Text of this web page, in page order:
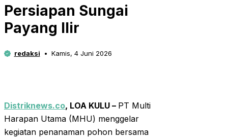
Persiapan Sungai
Payang Ilir
redaksi Kamis, 4 Juni 2026
Distriknews.co, LOA KULU – PT Multi
Harapan Utama (MHU) menggelar
kegiatan penanaman pohon bersama